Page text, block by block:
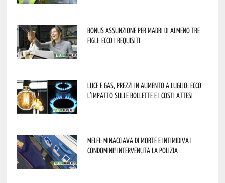
Bonus assunzione per madri di almeno tre
figli: ecco i requisiti
Luce e gas, prezzi in aumento a luglio: ecco
l’impatto sulle bollette e i costi attesi
Melfi: minacciava di morte e intimidiva i
condomini! Intervenuta la Polizia